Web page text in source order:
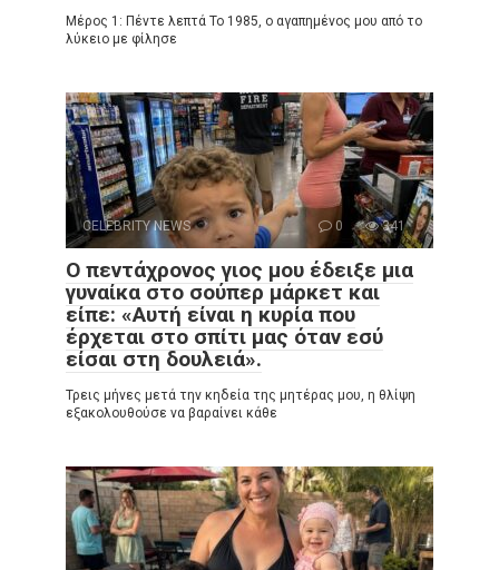
Μέρος 1: Πέντε λεπτά Το 1985, ο αγαπημένος μου από το
λύκειο με φίλησε
CELEBRITY NEWS 0 341
Ο πεντάχρονος γιος μου έδειξε μια
γυναίκα στο σούπερ μάρκετ και
είπε: «Αυτή είναι η κυρία που
έρχεται στο σπίτι μας όταν εσύ
είσαι στη δουλειά».
Τρεις μήνες μετά την κηδεία της μητέρας μου, η θλίψη
εξακολουθούσε να βαραίνει κάθε